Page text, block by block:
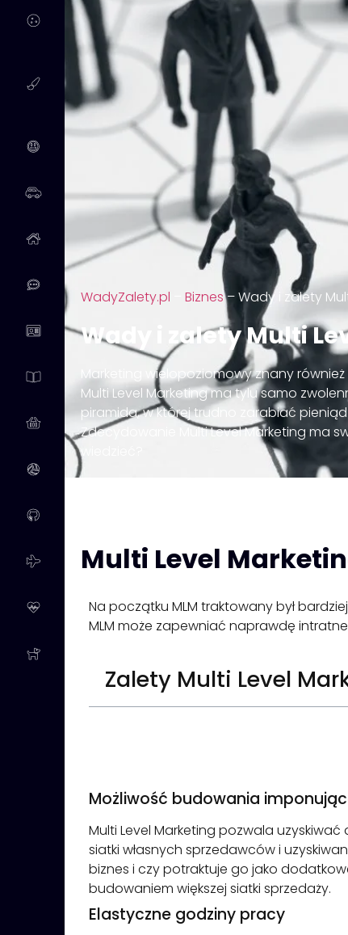
WadyZalety.pl Biznes–Wady i zalety
Wady i zalety Multi
Marketing wielopoziomowy znany
Multi Level Marketing ma tylu samo
piramida, w której trudno zarabiać
Zdecydowanie Multi Level Marketing ma
wiedzieć?
Multi Level
Na początku MLM traktowany był
MLM może zapewniać naprawdę
Zalety Multi Level
Możliwość budowania
Multi Level Marketing pozwala
siatki własnych sprzedawców i
biznes i czy potraktuje go jako
budowaniem większej siatki sprzedaży.
Elastyczne godziny pracy